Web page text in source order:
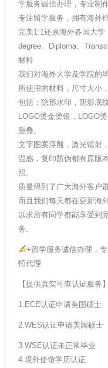
学服务诚信办理，专业制
专注留学服务，拥有海外
完美1:1还原海外各国大学
degree、Diploma、
材料
我们对海外大学及学院的
所使用的材料，尺寸大小
包括：隐形水印，阴影底
LOGO烫金烫银，LOGO
重叠。
文字图案浮雕，激光镭射
温感，复印防伪都有原版
照。
质量得到了广大海外客户
而且我们每天都在更新海
以求所有同学都能享受到
务。
+留学服务诚信办理，
招代理
【提供真实可查认证服务】
1.ECE认证申请美国硕士
2.WES认证申请美国硕士
3.WSE认证未正常毕业
4.境外使馆学历认证